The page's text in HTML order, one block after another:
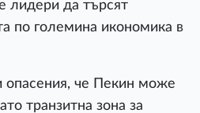
лидери да търсят
по големина икономика в
опасения, че Пекин може
транзитна зона за